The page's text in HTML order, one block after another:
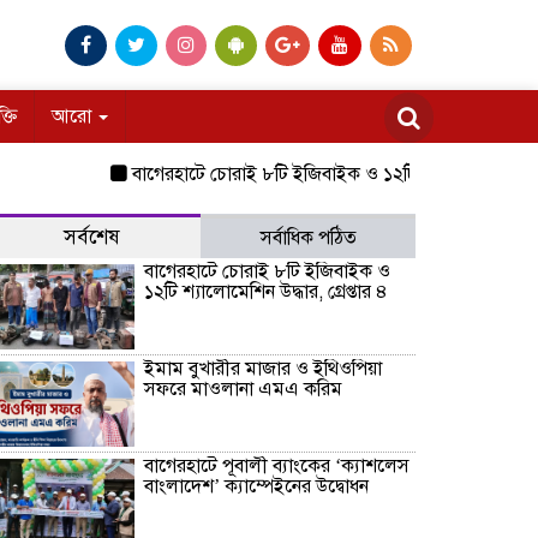
আরো
বাগেরহাটে চোরাই ৮টি ইজিবাইক ও ১২টি শ্যালোমেশিন উদ্ধার,
সর্বশেষ
সর্বাধিক পঠিত
বাগেরহাটে চোরাই ৮টি ইজিবাইক ও
১২টি শ্যালোমেশিন উদ্ধার, গ্রেপ্তার ৪
ইমাম বুখারীর মাজার ও ইথিওপিয়া
সফরে মাওলানা এমএ করিম
বাগেরহাটে পূবালী ব্যাংকের ‘ক্যাশলেস
বাংলাদেশ’ ক্যাম্পেইনের উদ্বোধন